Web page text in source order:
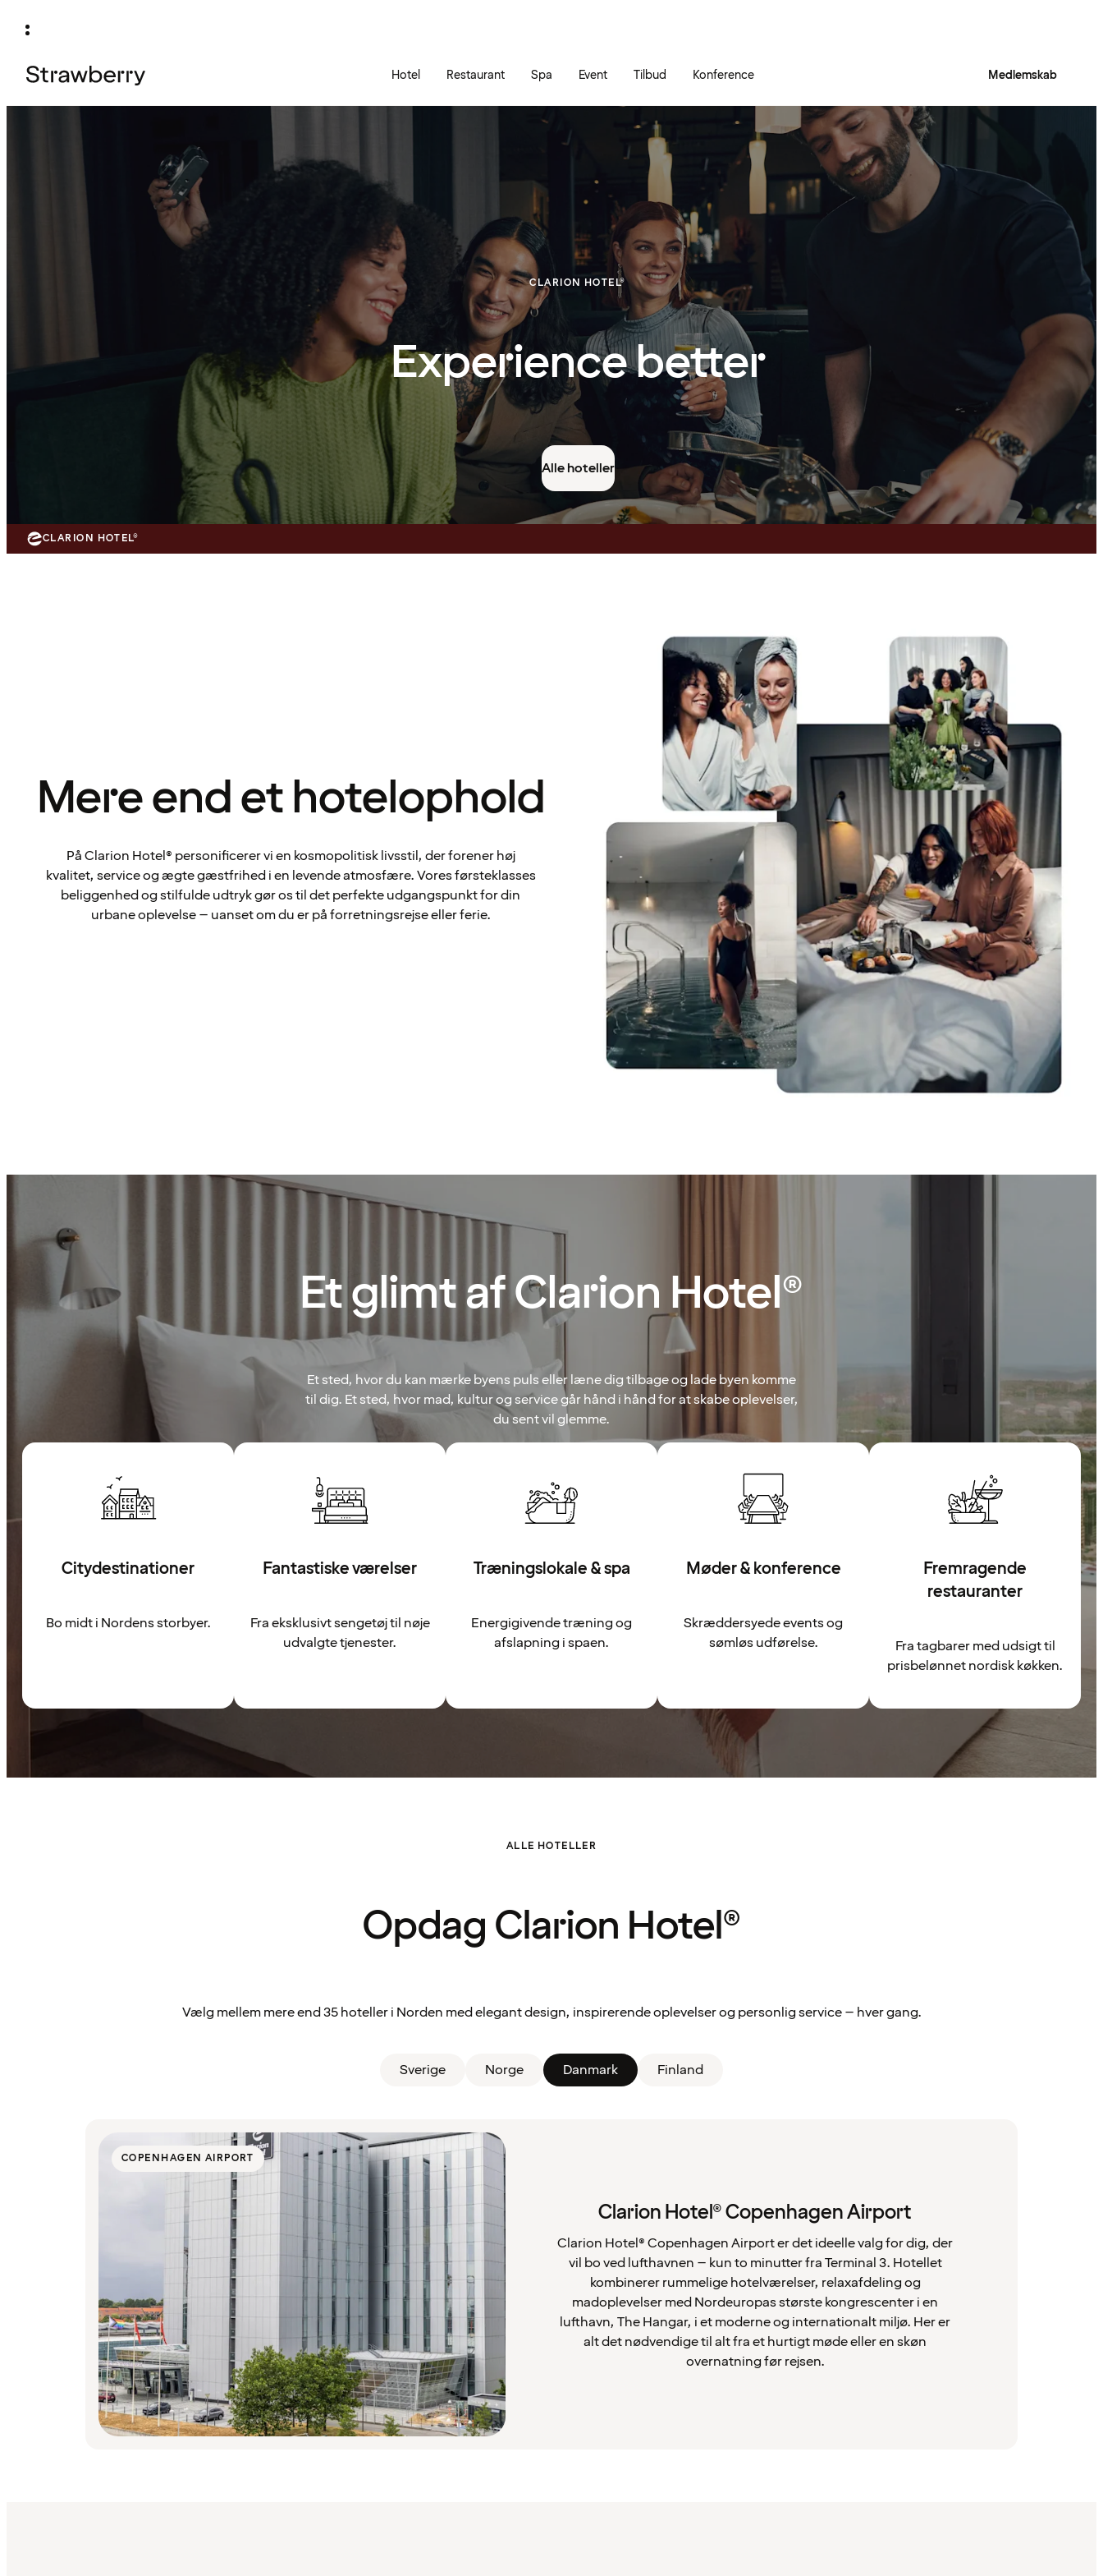
Hotel Restaurant Spa Event Tilbud Konference Medlemskab
CLARION HOTEL®
Experience better
Alle hoteller
CLARION HOTEL®
Mere end et hotelophold
På Clarion Hotel® personificerer vi en kosmopolitisk livsstil, der forener høj
kvalitet, service og ægte gæstfrihed i en levende atmosfære. Vores førsteklasses
beliggenhed og stilfulde udtryk gør os til det perfekte udgangspunkt for din
urbane oplevelse – uanset om du er på forretningsrejse eller ferie.
Et glimt af Clarion Hotel®
Et sted, hvor du kan mærke byens puls eller læne dig tilbage og lade byen komme
til dig. Et sted, hvor mad, kultur og service går hånd i hånd for at skabe oplevelser,
du sent vil glemme.
Citydestinationer
Bo midt i Nordens storbyer.
Fantastiske værelser
Fra eksklusivt sengetøj til nøje
udvalgte tjenester.
Træningslokale & spa
Energigivende træning og
afslapning i spaen.
Møder & konference
Skræddersyede events og
sømløs udførelse.
Fremragende
restauranter
Fra tagbarer med udsigt til
prisbelønnet nordisk køkken.
ALLE HOTELLER
Opdag Clarion Hotel®
Vælg mellem mere end 35 hoteller i Norden med elegant design, inspirerende oplevelser og personlig service – hver gang.
Sverige Norge Danmark Finland
COPENHAGEN AIRPORT
Clarion Hotel® Copenhagen Airport
Clarion Hotel® Copenhagen Airport er det ideelle valg for dig, der
vil bo ved lufthavnen – kun to minutter fra Terminal 3. Hotellet
kombinerer rummelige hotelværelser, relaxafdeling og
madoplevelser med Nordeuropas største kongrescenter i en
lufthavn, The Hangar, i et moderne og internationalt miljø. Her er
alt det nødvendige til alt fra et hurtigt møde eller en skøn
overnatning før rejsen.